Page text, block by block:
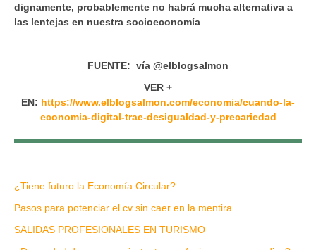
dignamente, probablemente no habrá mucha alternativa a
las lentejas en nuestra socioeconomía
FUENTE: vía @elblogsalmon
VER +
EN: https://www.elblogsalmon.com/economia/cuando-la-
economia-digital-trae-desigualdad-y-precariedad
¿Tiene futuro la Economía Circular?
Pasos para potenciar el cv sin caer en la mentira
SALIDAS PROFESIONALES EN TURISMO